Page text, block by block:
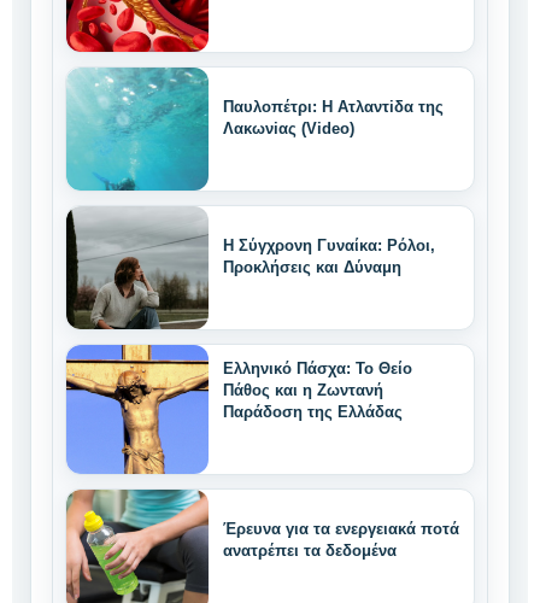
Παυλοπέτρι: Η Ατλαντiδα της
Λακωνiας (Video)
Η Σύγχρονη Γυναίκα: Ρόλοι,
Προκλήσεις και Δύναμη
Ελληνικό Πάσχα: Το Θείο
Πάθος και η Ζωντανή
Παράδοση της Ελλάδας
Έρευνα για τα ενεργειακά ποτά
ανατρέπει τα δεδομένα